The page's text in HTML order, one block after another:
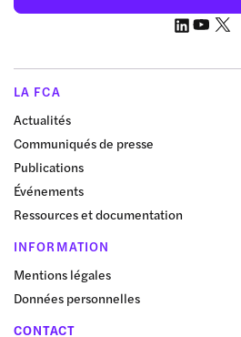
LA FCA
Actualités
Communiqués de presse
Publications
Événements
Ressources et documentation
INFORMATION
Mentions légales
Données personnelles
CONTACT